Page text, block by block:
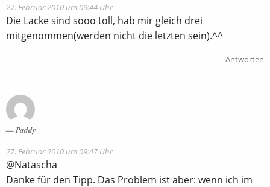
27. Februar 2010 um 09:44 Uhr
Die Lacke sind sooo toll, hab mir gleich drei
mitgenommen(werden nicht die letzten sein).^^
Antworten
Paddy
27. Februar 2010 um 09:47 Uhr
@Natascha
Danke für den Tipp. Das Problem ist aber: wenn ich im